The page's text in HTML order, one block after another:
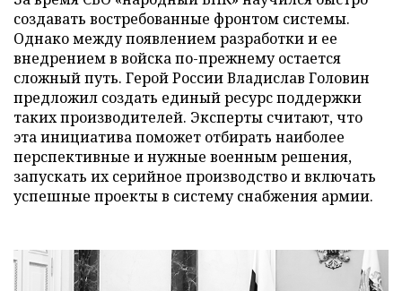
создавать востребованные фронтом системы.
Однако между появлением разработки и ее
внедрением в войска по-прежнему остается
сложный путь. Герой России Владислав Головин
предложил создать единый ресурс поддержки
таких производителей. Эксперты считают, что
эта инициатива поможет отбирать наиболее
перспективные и нужные военным решения,
запускать их серийное производство и включать
успешные проекты в систему снабжения армии.